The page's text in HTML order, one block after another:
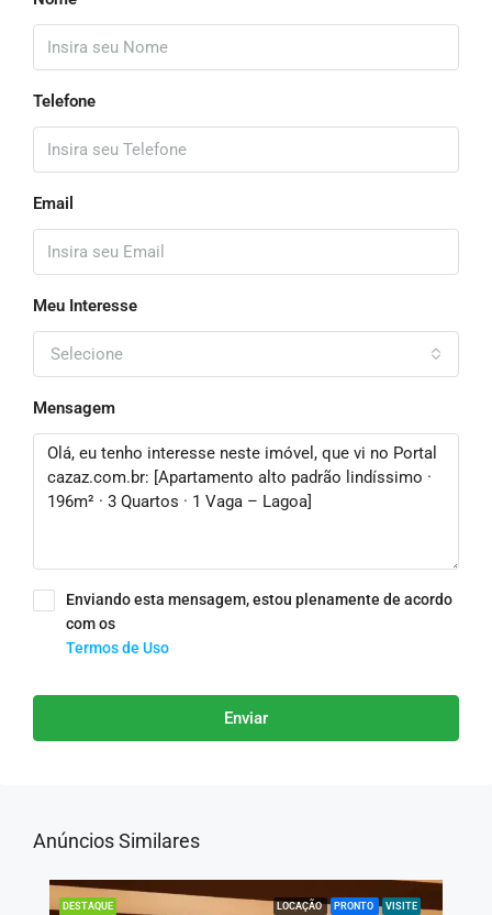
Telefone
Email
Meu Interesse
Selecione
Mensagem
Enviando esta mensagem, estou plenamente de acordo
com os
Termos de Uso
Enviar
Anúncios Similares
DESTAQUE LOCAÇÃO PRONTO VISITE